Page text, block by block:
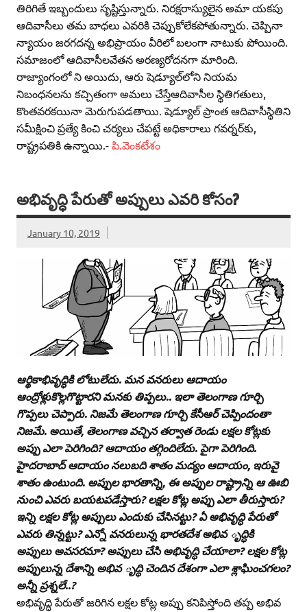
తిరిగితే ఇబ్బందులు సృష్టిస్తున్నారు. నిరక్షరాస్యులైన అమా యకపు
ఆదివాసీలు తమ బాధలు ఎవరికి చెప్పుకోలేకపోతున్నారు. చెప్పినా
న్యాయం జరగదన్న అభిప్రాయం వీరిలో బలంగా నాటుకు పోయింది.
సమాజంలో ఆదివాసీలవేతన అరణ్యరోదనగా మారింది.
రాజ్యాంగంలో ని అయిదు, ఆరు షెడ్యూల్‌లోని నియమ
నిబంధనలను కచ్చితంగా అమలు చేస్తేఆదివాసీల స్థితిగతులు,
కొంతవరకయినా మెరుగుపడతాయి. షెడ్యూల్‌ ప్రాంత ఆదివాసీస్థితిని
సమీక్షించి ప్రత్యే కించి చర్యలు చేపట్టే అధికారాలు గవర్నర్‌కు,
రాష్ట్రపతికి ఉన్నాయి.- పి.వెంకటేశం
అభివృద్ధి పేరుతో అప్పులు ఎవరి కోసం?
January 10, 2019
ఆర్థికాభివృద్ధికి లోటులేదు. మన వనరులు ఆదాయం
ఆంద్రోళ్లుకొల్లగొట్టారని మనకు తిప్పలు.. ఇలా తెలంగాణ గూర్చి
గొప్పలు చెప్పారు. నిజమే తెలంగాణ గూర్చి కేసీఆర్‌ చెప్పిందంతా
నిజమే. అయితే, తెలంగాణ వచ్చిన తర్వాత రెండు లక్షల కోట్లకు
అప్పు ఎలా పెరిగింది? ఆదాయం తగ్గిందిలేదు. పైగా పెరిగింది.
హైదరాబాద్‌ ఆదాయం నలుబది శాతం మద్యం ఆదాయం, ఇరువై
శాతం ఉంటుంది. అప్పుల భారతాన్ని, ఈ అప్పుల రాష్ట్రాన్ని ఆ ఊబి
నుంచి ఎవరు బయటపడేస్తారు? లక్షల కోట్ల అప్పు ఎలా తీరుస్తారు?
ఇన్ని లక్షల కోట్ల అప్పులు ఎందుకు చేసినట్టు? ఏ అభివృద్ధి పేరుతో
ఎవరు తిన్నట్టు? ఎన్నో వనరులున్న భారతదేశ అభివ ృద్ధికి
అప్పులు అవసరమా? అప్పులు చేసి అభివృద్ధి చేయాలా? లక్షల కోట్ల
అప్పులున్న దేశాన్ని అభివ ృద్ధి చెందిన దేశంగా ఎలా శ్లాఘించగలం?
అన్నీ ప్రశ్నలే..?
అభివృద్ధి పేరుతో జరిగిన లక్షల కోట్ల అప్పు కనిపిస్తోంది తప్ప అభివ